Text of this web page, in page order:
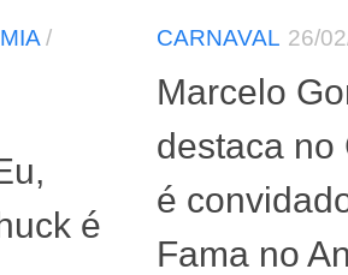
/
é
CARNAVAL 26/
Marcelo
destaca no
é
Fama no